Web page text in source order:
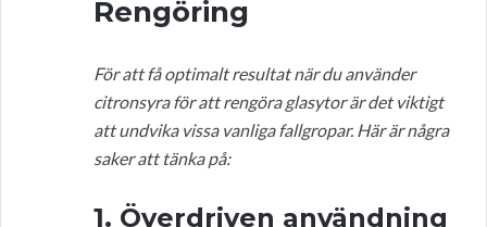
Rengöring
För att få optimalt resultat när du använder
citronsyra för att rengöra glasytor är det viktigt
att undvika vissa vanliga fallgropar. Här är några
saker att tänka på:
1. Överdriven användning